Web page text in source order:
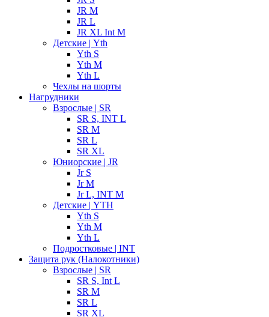
JR M
JR L
JR XL Int M
Детские | Yth
Yth S
Yth M
Yth L
Чехлы на шорты
Нагрудники
Взрослые | SR
SR S, INT L
SR M
SR L
SR XL
Юниорские | JR
Jr S
Jr M
Jr L, INT M
Детские | YTH
Yth S
Yth M
Yth L
Подростковые | INT
Защита рук (Налокотники)
Взрослые | SR
SR S, Int L
SR M
SR L
SR XL